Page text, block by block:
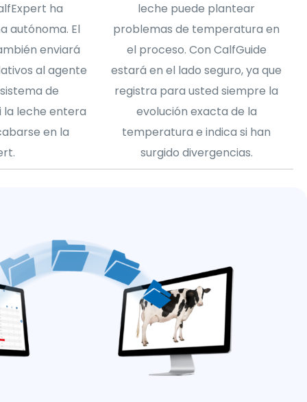
ha
autónoma. El
enviará
al agente
de
leche entera
en la
leche puede plantear
problemas de temperatura en
el proceso. Con CalfGuide
estará en el lado seguro, ya que
registra para usted siempre la
evolución exacta de la
temperatura e indica si han
surgido divergencias.